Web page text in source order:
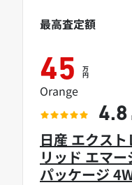
日産 エクス
リッド エマ
パッケージ
最高査定額
45 万
円
Orange
4.8